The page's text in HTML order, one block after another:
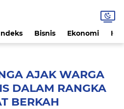
Bisnis Ekonomi
AJAK WARGA
DALAM RANGKA
BERKAH